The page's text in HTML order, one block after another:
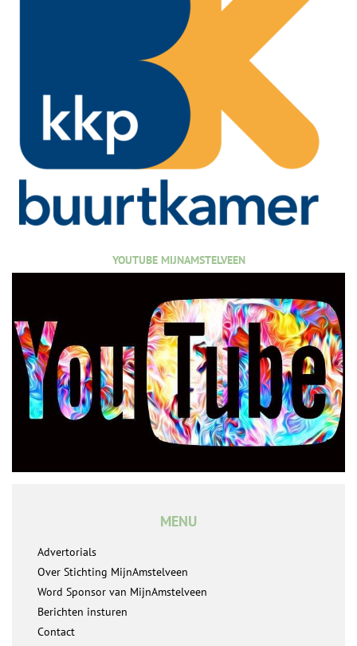
YOUTUBE MIJNAMSTELVEEN
MENU
Advertorials
Over Stichting MijnAmstelveen
Word Sponsor van MijnAmstelveen
Berichten insturen
Contact